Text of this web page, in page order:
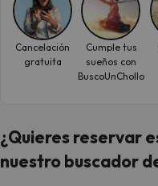
Cancelación
gratuita
Cumple tus
sueños con
BuscoUnChollo
¿Quieres reservar
nuestro buscador